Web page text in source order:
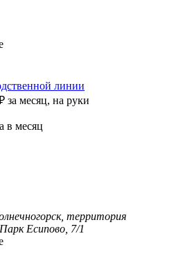
линии
за месяц, на руки
в месяц
территория
Есипово, 7/1